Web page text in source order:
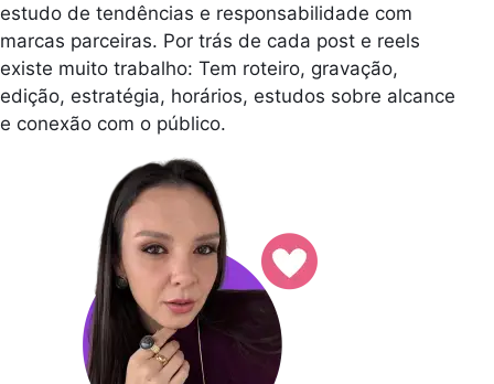
estudo de tendências e responsabilidade com
marcas parceiras. Por trás de cada post e reels
existe muito trabalho: Tem roteiro, gravação,
edição, estratégia, horários, estudos sobre alcance
e conexão com o público.